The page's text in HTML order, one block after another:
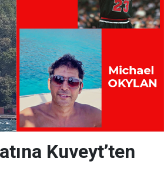
Kuveyt’ten